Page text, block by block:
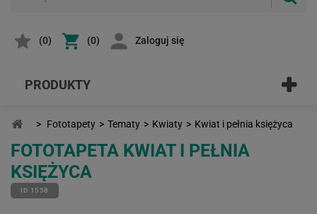
(0) (0) Zaloguj się
PRODUKTY
> Fototapety > Tematy > Kwiaty > Kwiat i pełnia księżyca
FOTOTAPETA KWIAT I PEŁNIA
KSIĘŻYCA
ID 1558